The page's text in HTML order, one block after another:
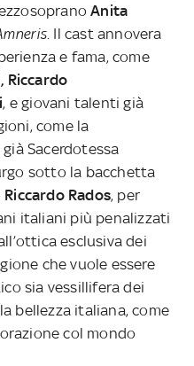
Anita
. Il cast annovera
e fama, come
Riccardo
, e giovani talenti già
come la
già Sacerdotessa
sotto la bacchetta
Riccardo Rados, per
italiani più penalizzati
esclusiva dei
che vuole essere
sia vessillifera dei
bellezza italiana, come
col mondo